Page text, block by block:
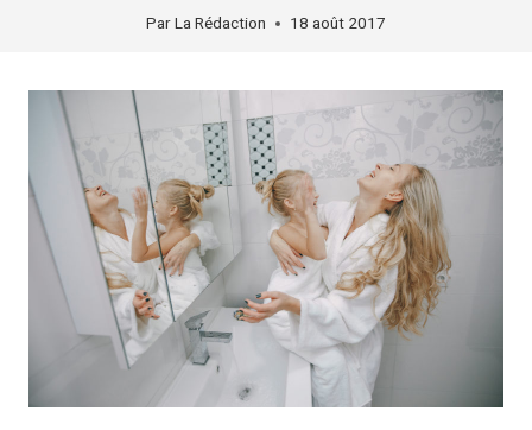
ParLa Rédaction 18 août 2017